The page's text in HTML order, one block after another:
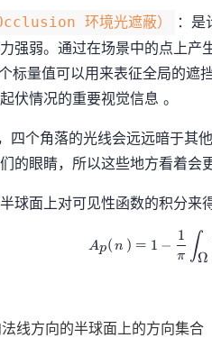
环境光遮蔽）
：是
强弱。通过在场景中的点上
标量值可以用来表征全局的遮
伏情况的重要视觉信息 。
四个角落的光线会远远暗于其
的眼睛，所以这些地方看着会
球面上对可见性函数的积分来
Ap( n ) = 1 −
π
1 ∫Ω
线方向的半球面上的方向集合